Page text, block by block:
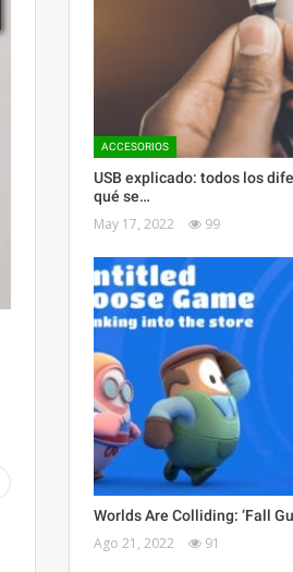
ACCESORIOS
USB explicado: todos los
qué se…
May 17, 2022 99
Worlds Are Colliding: ‘Fall
Ago 21, 2022 91